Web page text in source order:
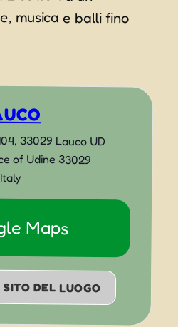
33029 Lauco UD
of Udine 33029
Italy
Maps
DEL LUOGO